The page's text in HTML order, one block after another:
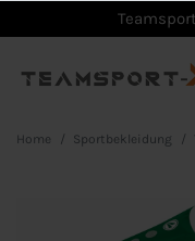
Home Sportbekleidung